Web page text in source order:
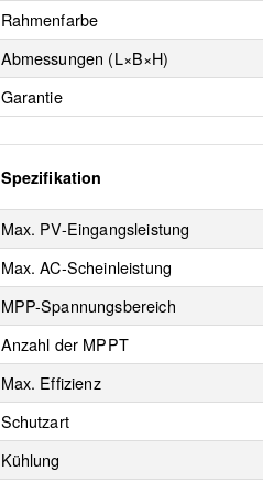
Rahmenfarbe
Abmessungen (L×B×H)
Garantie
Spezifikation
Max. PV-Eingangsleistung
Max. AC-Scheinleistung
MPP-Spannungsbereich
Anzahl der MPPT
Max. Effizienz
Schutzart
Kühlung